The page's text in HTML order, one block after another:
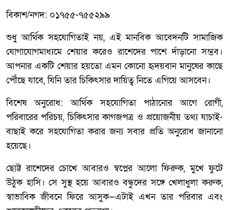
বিকাশ/নগদ: ০১৭৫৫-৭৫৫২৯৯
শুধু আর্থিক সহযোগিতাই নয়, এই মানবিক আবেদনটি সামাজিক
যোগাযোগমাধ্যমে শেয়ার করেও রাশেদের পাশে দাঁড়ানো সম্ভব।
আপনার একটি শেয়ার হয়তো এমন কোনো হৃদয়বান মানুষের কাছে
পৌঁছে যাবে, যিনি তার চিকিৎসার দায়িত্ব নিতে এগিয়ে আসবেন।
বিশেষ অনুরোধ: আর্থিক সহযোগিতা পাঠানোর আগে রোগী,
পরিবারের পরিচয়, চিকিৎসার কাগজপত্র ও প্রয়োজনীয় তথ্য যাচাই-
বাছাই করে সহযোগিতা করার জন্য সবার প্রতি অনুরোধ জানানো
হয়েছে।
ছোট্ট রাশেদের চোখে আবারও স্বপ্নের আলো ফিরুক, মুখে ফুটে
উঠুক হাসি। সে সুস্থ হয়ে আবারও বন্ধুদের সঙ্গে খেলাধুলা করুক,
স্বাভাবিক জীবনে ফিরে আসুক—এটাই এখন তার পরিবার এবং